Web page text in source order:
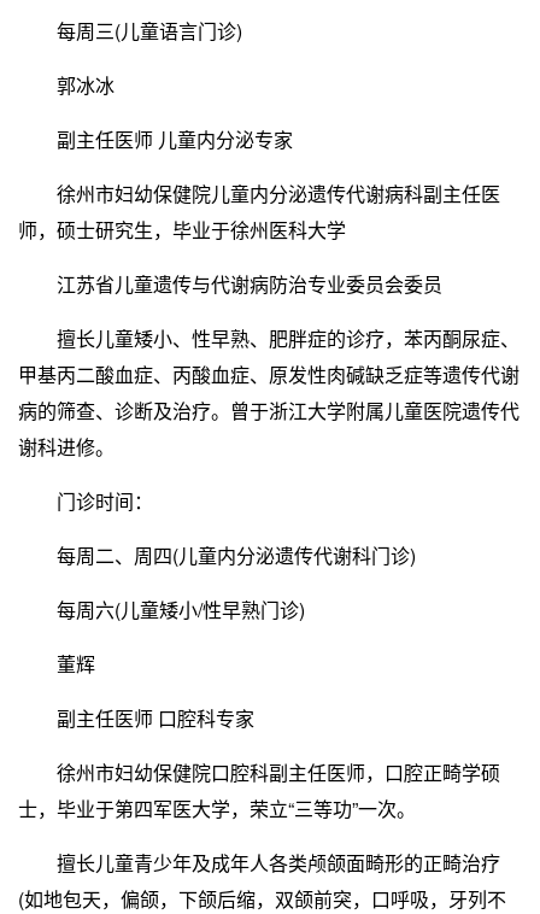
每周三(儿童语言门诊)
郭冰冰
副主任医师 儿童内分泌专家
徐州市妇幼保健院儿童内分泌遗传代谢病科副主任医
师，硕士研究生，毕业于徐州医科大学
江苏省儿童遗传与代谢病防治专业委员会委员
擅长儿童矮小、性早熟、肥胖症的诊疗，苯丙酮尿症、
甲基丙二酸血症、丙酸血症、原发性肉碱缺乏症等遗传代谢
病的筛查、诊断及治疗。曾于浙江大学附属儿童医院遗传代
谢科进修。
门诊时间：
每周二、周四(儿童内分泌遗传代谢科门诊)
每周六(儿童矮小/性早熟门诊)
董辉
副主任医师 口腔科专家
徐州市妇幼保健院口腔科副主任医师，口腔正畸学硕
士，毕业于第四军医大学，荣立“三等功”一次。
擅长儿童青少年及成年人各类颅颌面畸形的正畸治疗
(如地包天，偏颌，下颌后缩，双颌前突，口呼吸，牙列不